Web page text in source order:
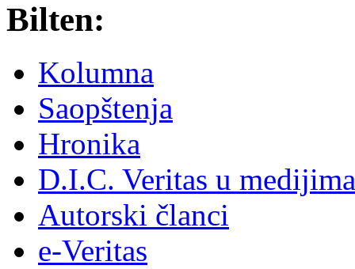
Bilten:
Kolumna
Saopštenja
Hronika
D.I.C. Veritas u medijima
Autorski članci
e-Veritas